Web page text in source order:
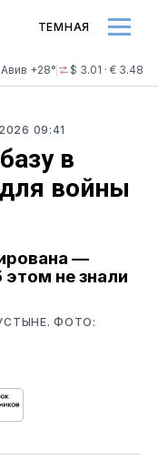
+28° $ 3.01 · € 3.48
ТЕМНАЯ
09:41
в
войны
—
этом не знали
ФОТО: